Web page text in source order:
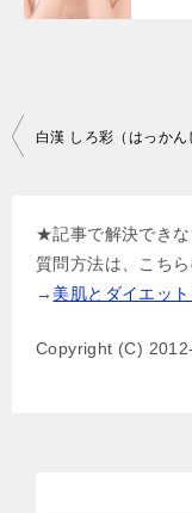
投
★記事で解決できな
質問方法は、こちら
→ 美肌とダイエッ
Copyright (C)